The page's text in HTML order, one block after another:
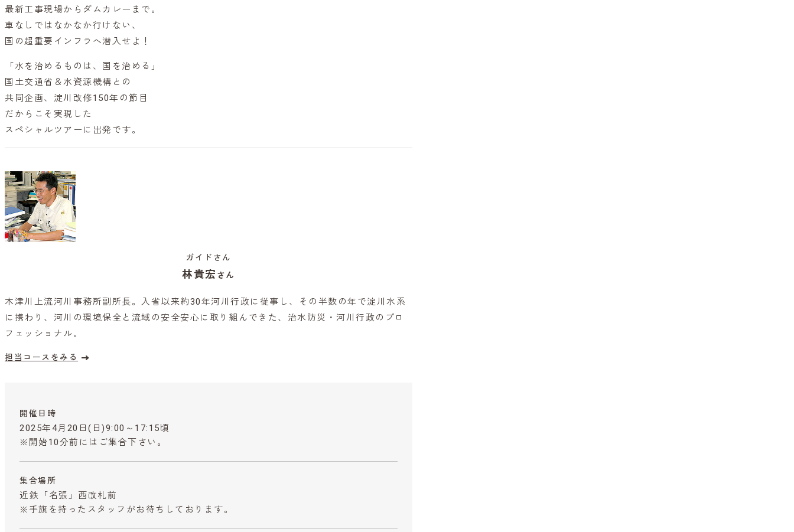
最新工事現場からダムカレーまで。
車なしではなかなか行けない、
国の超重要インフラへ潜入せよ！
「水を治めるものは、国を治める」
国土交通省＆水資源機構との
共同企画、淀川改修150年の節目
だからこそ実現した
スペシャルツアーに出発です。
ガイドさん
林貴宏 さん
木津川上流河川事務所副所長。入省以来約30年河川行政に従事し、その半数の年で淀川水系
に携わり、河川の環境保全と流域の安全安心に取り組んできた、治水防災・河川行政のプロ
フェッショナル。
担当コースをみる
開催日時
2025年4月20日(日)9:00～17:15頃
※開始10分前にはご集合下さい。
集合場所
近鉄「名張」西改札前
※手旗を持ったスタッフがお待ちしております。